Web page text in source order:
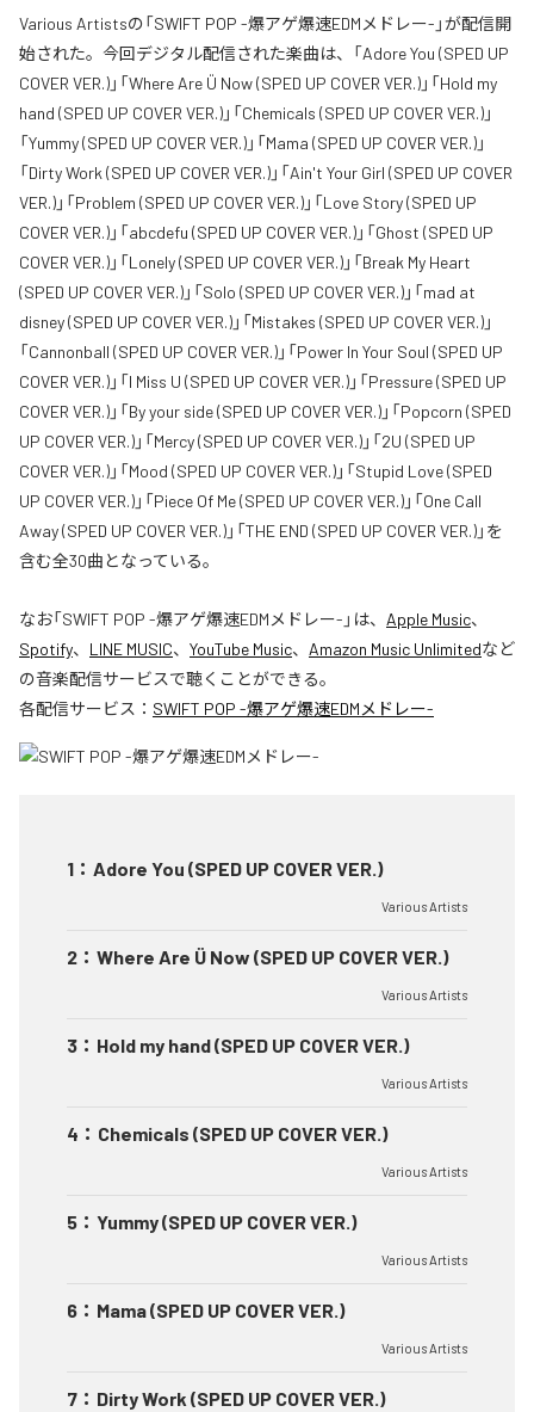
Various Artistsの「SWIFT POP -爆アゲ爆速EDMメドレー-」が配信開
始された。今回デジタル配信された楽曲は、「Adore You (SPED UP
COVER VER.)」「Where Are Ü Now (SPED UP COVER VER.)」「Hold my
hand (SPED UP COVER VER.)」「Chemicals (SPED UP COVER VER.)」
「Yummy (SPED UP COVER VER.)」「Mama (SPED UP COVER VER.)」
「Dirty Work (SPED UP COVER VER.)」「Ain't Your Girl (SPED UP COVER
VER.)」「Problem (SPED UP COVER VER.)」「Love Story (SPED UP
COVER VER.)」「abcdefu (SPED UP COVER VER.)」「Ghost (SPED UP
COVER VER.)」「Lonely (SPED UP COVER VER.)」「Break My Heart
(SPED UP COVER VER.)」「Solo (SPED UP COVER VER.)」「mad at
disney (SPED UP COVER VER.)」「Mistakes (SPED UP COVER VER.)」
「Cannonball (SPED UP COVER VER.)」「Power In Your Soul (SPED UP
COVER VER.)」「I Miss U (SPED UP COVER VER.)」「Pressure (SPED UP
COVER VER.)」「By your side (SPED UP COVER VER.)」「Popcorn (SPED
UP COVER VER.)」「Mercy (SPED UP COVER VER.)」「2U (SPED UP
COVER VER.)」「Mood (SPED UP COVER VER.)」「Stupid Love (SPED
UP COVER VER.)」「Piece Of Me (SPED UP COVER VER.)」「One Call
Away (SPED UP COVER VER.)」「THE END (SPED UP COVER VER.)」を
含む全30曲となっている。
なお「SWIFT POP -爆アゲ爆速EDMメドレー- 」は、 Apple Music、
Spotify、 LINE MUSIC、 YouTube Music、 Amazon Music Unlimitedなど
の音楽配信サービスで聴くことができる。
各配信サービス： SWIFT POP -爆アゲ爆速EDMメドレー-
1 ： Adore You (SPED UP COVER VER.)
Various Artists
2 ： Where Are Ü Now (SPED UP COVER VER.)
Various Artists
3 ： Hold my hand (SPED UP COVER VER.)
Various Artists
4 ： Chemicals (SPED UP COVER VER.)
Various Artists
5 ： Yummy (SPED UP COVER VER.)
Various Artists
6 ： Mama (SPED UP COVER VER.)
Various Artists
7 ： Dirty Work (SPED UP COVER VER.)